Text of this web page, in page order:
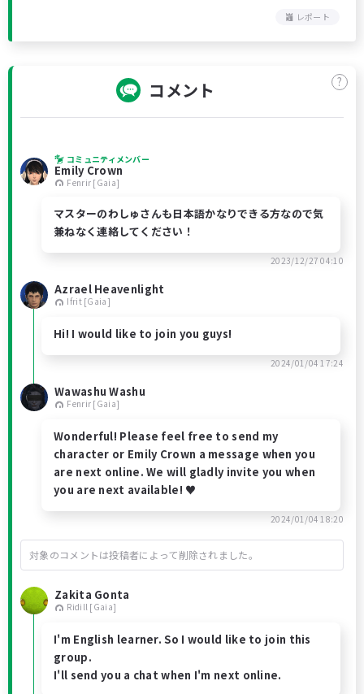
レポート
コメント ?
コミュニティメンバー
Emily Crown
Fenrir [Gaia]
マスターのわしゅさんも日本語かなりできる方なので気
兼ねなく連絡してください！
2023/12/27 04:10
Azrael Heavenlight
Ifrit [Gaia]
Hi! I would like to join you guys!
2024/01/04 17:24
Wawashu Washu
Fenrir [Gaia]
Wonderful! Please feel free to send my
character or Emily Crown a message when you
are next online. We will gladly invite you when
you are next available! ♥
2024/01/04 18:20
対象のコメントは投稿者によって削除されました。
Zakita Gonta
Ridill [Gaia]
I'm English learner. So I would like to join this
group.
I'll send you a chat when I'm next online.